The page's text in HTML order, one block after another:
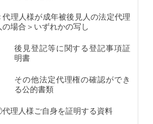
代理人様が成年被後見人の法定代理
の場合＞いずれかの写し
後見登記等に関する登記事項証
明書
その他法定代理権の確認ができ
る公的書類
理人様ご自身を証明する資料